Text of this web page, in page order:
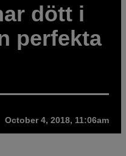
dött i
perfekta
October 4, 2018, 11:06am